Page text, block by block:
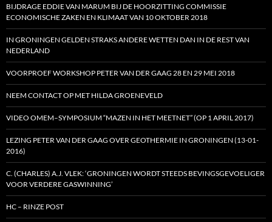
BIJDRAGE EDDIE VAN MARUM BIJ DE HOORZITTING COMMISSIE
ECONOMISCHE ZAKEN EN KLIMAAT VAN 10 OKTOBER 2018
IN GRONINGEN GELDEN STRAKS ANDERE WETTEN DAN IN DE REST VAN
NEDERLAND
VOORPROEF WORKSHOP PETER VAN DER GAAG 28 EN 29 MEI 2018
NEEM CONTACT OP MET HILDA GROENEVELD
VIDEO OMEM–SYMPOSIUM “MAZEN IN HET MEETNET” (OP 1 APRIL 2017)
LEZING PETER VAN DER GAAG OVER GEOTHERMIE IN GRONINGEN (13-01-
2016)
C. (CHARLES) A.J. VLEK: ‘GRONINGEN WORDT STEEDS BEVINGSGEVOELIGER
VOOR VERDERE GASWINNING’
HC – RINZE POST